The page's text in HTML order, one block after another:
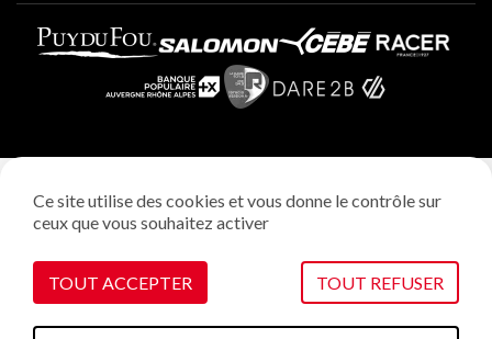
Gestion des cookies
Ce site utilise des cookies et vous donne le contrôle sur
ceux que vous souhaitez activer
TOUT ACCEPTER TOUT REFUSER